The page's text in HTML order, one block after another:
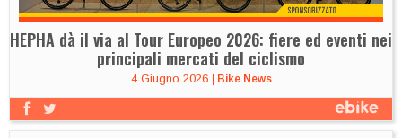
HEPHA dà il via al Tour Europeo 2026: fiere ed eventi nei
principali mercati del ciclismo
4 Giugno 2026 | Bike News